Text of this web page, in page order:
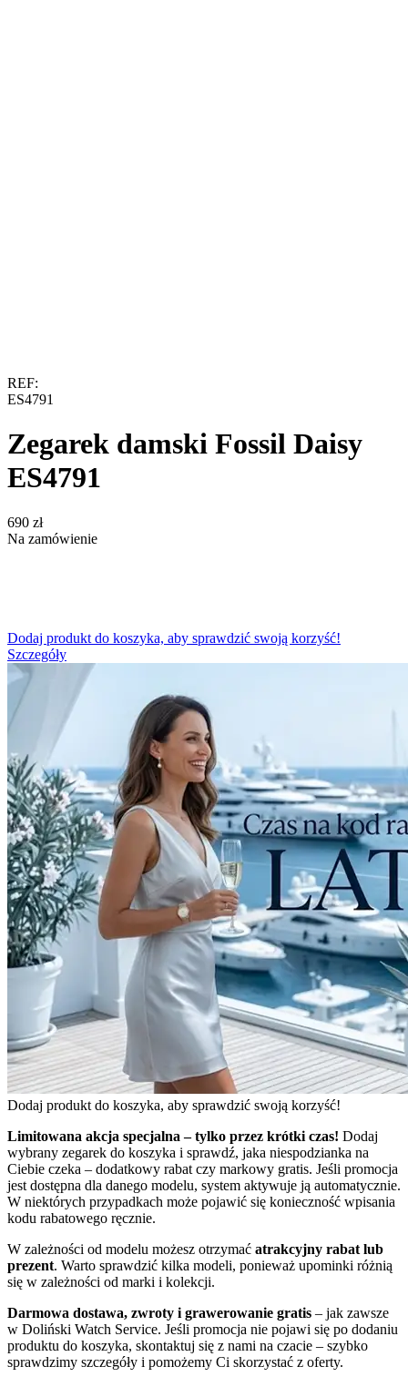
REF:
ES4791
Zegarek damski Fossil Daisy
ES4791
‍690‍ zł
Na zamówienie
Dodaj produkt do koszyka, aby sprawdzić swoją korzyść!
Szczegóły
Dodaj produkt do koszyka, aby sprawdzić swoją korzyść!
Limitowana akcja specjalna – tylko przez krótki czas! Dodaj
wybrany zegarek do koszyka i sprawdź, jaka niespodzianka na
Ciebie czeka – dodatkowy rabat czy markowy gratis. Jeśli promocja
jest dostępna dla danego modelu, system aktywuje ją automatycznie.
W niektórych przypadkach może pojawić się konieczność wpisania
kodu rabatowego ręcznie.
W zależności od modelu możesz otrzymać atrakcyjny rabat lub
prezent. Warto sprawdzić kilka modeli, ponieważ upominki różnią
się w zależności od marki i kolekcji.
Darmowa dostawa, zwroty i grawerowanie gratis – jak zawsze
w Doliński Watch Service. Jeśli promocja nie pojawi się po dodaniu
produktu do koszyka, skontaktuj się z nami na czacie – szybko
sprawdzimy szczegóły i pomożemy Ci skorzystać z oferty.